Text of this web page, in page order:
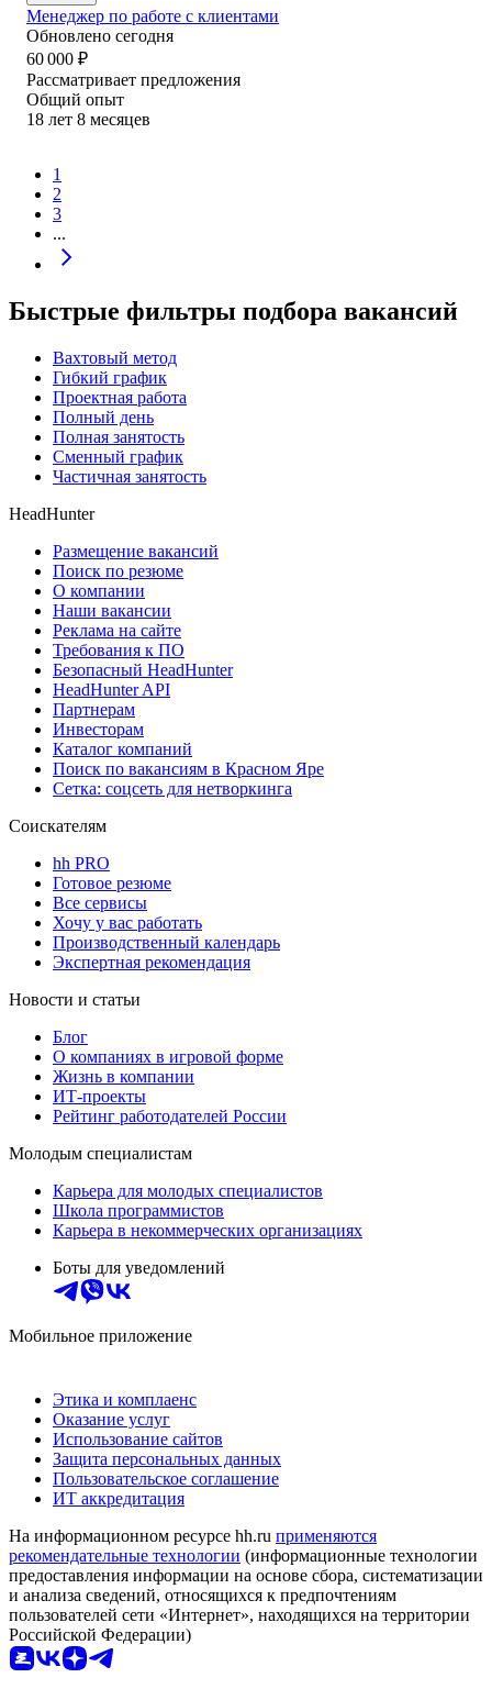
Менеджер по работе с клиентами
Обновлено сегодня
60 000 ₽
Рассматривает предложения
Общий опыт
18 лет 8 месяцев
1
2
3
...
Быстрые фильтры подбора вакансий
Вахтовый метод
Гибкий график
Проектная работа
Полный день
Полная занятость
Сменный график
Частичная занятость
HeadHunter
Размещение вакансий
Поиск по резюме
О компании
Наши вакансии
Реклама на сайте
Требования к ПО
Безопасный HeadHunter
HeadHunter API
Партнерам
Инвесторам
Каталог компаний
Поиск по вакансиям в Красном Яре
Сетка: соцсеть для нетворкинга
Соискателям
hh PRO
Готовое резюме
Все сервисы
Хочу у вас работать
Производственный календарь
Экспертная рекомендация
Новости и статьи
Блог
О компаниях в игровой форме
Жизнь в компании
ИТ-проекты
Рейтинг работодателей России
Молодым специалистам
Карьера для молодых специалистов
Школа программистов
Карьера в некоммерческих организациях
Боты для уведомлений
Мобильное приложение
Этика и комплаенс
Оказание услуг
Использование сайтов
Защита персональных данных
Пользовательское соглашение
ИТ аккредитация
На информационном ресурсе hh.ru применяются
рекомендательные технологии (информационные технологии
предоставления информации на основе сбора, систематизации
и анализа сведений, относящихся к предпочтениям
пользователей сети «Интернет», находящихся на территории
Российской Федерации)